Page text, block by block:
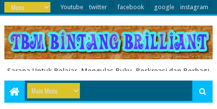
Youtube twitter facebook google instagram
Sarana Untuk Belajar, Mengulas Buku, Berkreasi dan Berbagi
Pengetahuan serta Energi Literasi Berbagai soal ujian sekolah
dasar juga dibahas disini